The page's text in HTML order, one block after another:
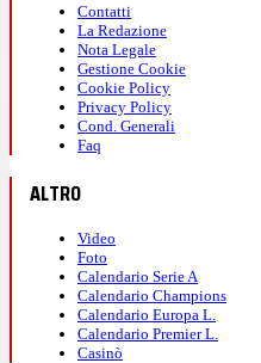
Contatti
La Redazione
Nota Legale
Gestione Cookie
Cookie Policy
Privacy Policy
Cond. Generali
Faq
ALTRO
Video
Foto
Calendario Serie A
Calendario Champions
Calendario Europa L.
Calendario Premier L.
Casinò